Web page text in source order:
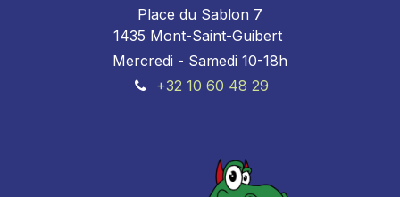
Place du Sablon 7
1435 Mont-Saint-Guibert
Mercredi - Samedi 10-18h
+32 10 60 48 29